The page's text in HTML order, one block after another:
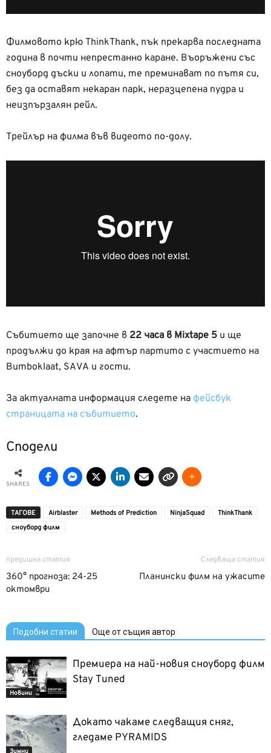
Филмовото крю ThinkThank, пък прекарва последната
година в почти непрестанно каране. Въоръжени със
сноуборд дъски и лопати, те преминават по пътя си,
без да оставят некаран парк, неразцепена пудра и
неизпързалян рейл.
Трейлър на филма във видеото по-долу.
Събитието ще започне в 22 часа в Mixtape 5 и ще
продължи до края на афтър партито с участието на
Bumboklaat, SAVA и гости.
За актуалната информация следете на фейсбук
страницата на събитието.
Сподели
SHARES
ТАГОВЕ Airblaster Methods of Prediction NinjaSquad
ThinkThank
сноуборд филм
предишна статия
360° прогноза: 24-25
октомври
Следваща статия
Планински филм на ужасите
Подобни статии Още от същия автор
Новини
Премиера на най-новия сноуборд филм
Stay Tuned
Докато чакаме следващия сняг,
гледаме PYRAMIDS